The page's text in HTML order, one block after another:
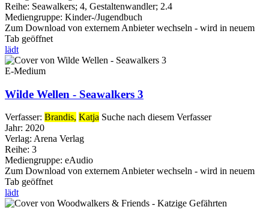
Reihe: Seawalkers; 4, Gestaltenwandler; 2.4
Mediengruppe: Kinder-/Jugendbuch
Zum Download von externem Anbieter wechseln - wird in neuem
Tab geöffnet
lädt
E-Medium
Wilde Wellen - Seawalkers 3
Verfasser: Brandis, Katja Suche nach diesem Verfasser
Jahr: 2020
Verlag: Arena Verlag
Reihe: 3
Mediengruppe: eAudio
Zum Download von externem Anbieter wechseln - wird in neuem
Tab geöffnet
lädt